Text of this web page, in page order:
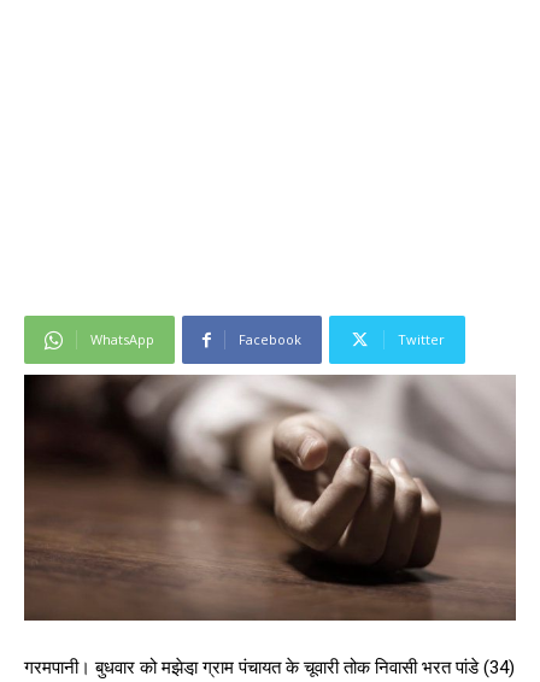
WhatsApp Facebook Twitter
गरमपानी। बुधवार को मझेडा़ ग्राम पंचायत के चूवारी तोक निवासी भरत पांडे (34)